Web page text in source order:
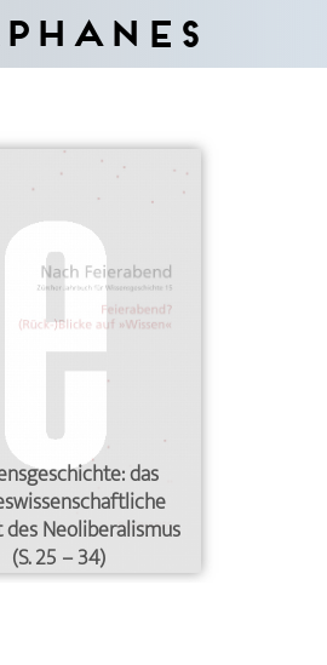
das
Neoliberalismus
(S. 25 – 34)